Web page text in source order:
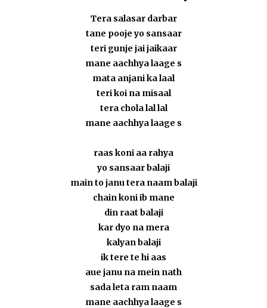
Tera salasar darbar
tane pooje yo sansaar
teri gunje jai jaikaar
mane aachhya laage s
mata anjani ka laal
teri koi na misaal
tera chola lal lal
mane aachhya laage s
raas koni aa rahya
yo sansaar balaji
main to janu tera naam balaji
chain koni ib mane
din raat balaji
kar dyo na mera
kalyan balaji
ik tere te hi aas
aue janu na mein nath
sada leta ram naam
mane aachhya laage s